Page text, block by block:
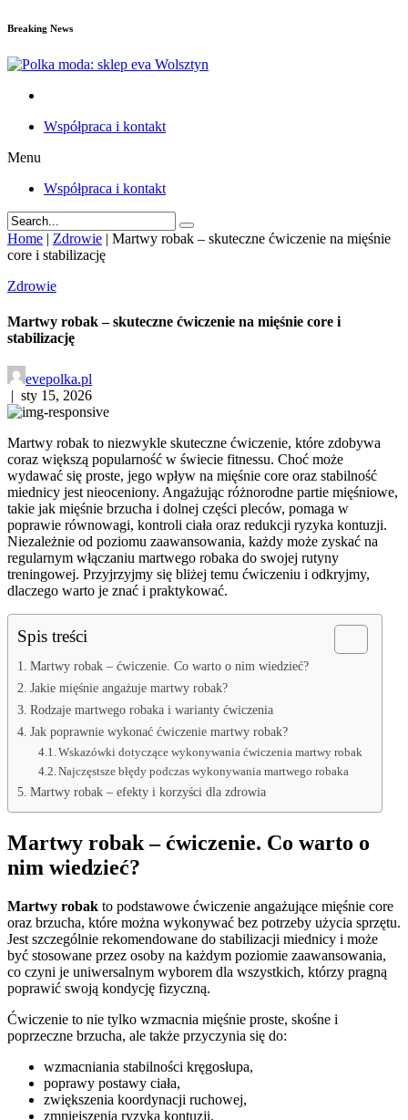
Breaking News
Współpraca i kontakt
Menu
Współpraca i kontakt
Home | Zdrowie | Martwy robak – skuteczne ćwiczenie na mięśnie
core i stabilizację
Zdrowie
Martwy robak – skuteczne ćwiczenie na mięśnie core i
stabilizację
evepolka.pl
sty 15, 2026
Martwy robak to niezwykle skuteczne ćwiczenie, które zdobywa
coraz większą popularność w świecie fitnessu. Choć może
wydawać się proste, jego wpływ na mięśnie core oraz stabilność
miednicy jest nieoceniony. Angażując różnorodne partie mięśniowe,
takie jak mięśnie brzucha i dolnej części pleców, pomaga w
poprawie równowagi, kontroli ciała oraz redukcji ryzyka kontuzji.
Niezależnie od poziomu zaawansowania, każdy może zyskać na
regularnym włączaniu martwego robaka do swojej rutyny
treningowej. Przyjrzyjmy się bliżej temu ćwiczeniu i odkryjmy,
dlaczego warto je znać i praktykować.
Spis treści
Martwy robak – ćwiczenie. Co warto o nim wiedzieć?
Jakie mięśnie angażuje martwy robak?
Rodzaje martwego robaka i warianty ćwiczenia
Jak poprawnie wykonać ćwiczenie martwy robak?
Wskazówki dotyczące wykonywania ćwiczenia martwy robak
Najczęstsze błędy podczas wykonywania martwego robaka
Martwy robak – efekty i korzyści dla zdrowia
Martwy robak – ćwiczenie. Co warto o
nim wiedzieć?
Martwy robak to podstawowe ćwiczenie angażujące mięśnie core
oraz brzucha, które można wykonywać bez potrzeby użycia sprzętu.
Jest szczególnie rekomendowane do stabilizacji miednicy i może
być stosowane przez osoby na każdym poziomie zaawansowania,
co czyni je uniwersalnym wyborem dla wszystkich, którzy pragną
poprawić swoją kondycję fizyczną.
Ćwiczenie to nie tylko wzmacnia mięśnie proste, skośne i
poprzeczne brzucha, ale także przyczynia się do:
wzmacniania stabilności kręgosłupa,
poprawy postawy ciała,
zwiększenia koordynacji ruchowej,
zmniejszenia ryzyka kontuzji.